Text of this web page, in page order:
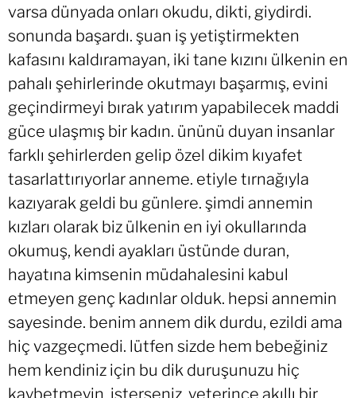
varsa dünyada onları okudu, dikti, giydirdi.
sonunda başardı. şuan iş yetiştirmekten
kafasını kaldıramayan, iki tane kızını ülkenin en
pahalı şehirlerinde okutmayı başarmış, evini
geçindirmeyi bırak yatırım yapabilecek maddi
güce ulaşmış bir kadın. ününü duyan insanlar
farklı şehirlerden gelip özel dikim kıyafet
tasarlattırıyorlar anneme. etiyle tırnağıyla
kazıyarak geldi bu günlere. şimdi annemin
kızları olarak biz ülkenin en iyi okullarında
okumuş, kendi ayakları üstünde duran,
hayatına kimsenin müdahalesini kabul
etmeyen genç kadınlar olduk. hepsi annemin
sayesinde. benim annem dik durdu, ezildi ama
hiç vazgeçmedi. lütfen sizde hem bebeğiniz
hem kendiniz için bu dik duruşunuzu hiç
kaybetmeyin. isterseniz, yeterince akıllı bir